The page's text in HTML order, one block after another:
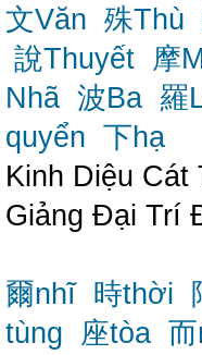
文Văn 殊Thù
說Thuyết 摩
Nhã 波Ba 羅
quyển 下hạ
Kinh Diệu Cát
Giảng Đại Trí
爾nhĩ 時thời
tùng
座tòa